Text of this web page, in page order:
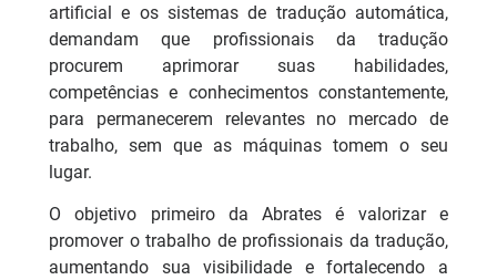
artificial e os sistemas de tradução automática,
demandam que profissionais da tradução
procurem aprimorar suas habilidades,
competências e conhecimentos constantemente,
para permanecerem relevantes no mercado de
trabalho, sem que as máquinas tomem o seu
lugar.
O objetivo primeiro da Abrates é valorizar e
promover o trabalho de profissionais da tradução,
aumentando sua visibilidade e fortalecendo a